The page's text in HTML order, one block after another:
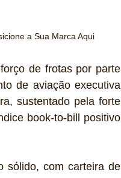
a Sua Marca Aqui
de frotas por parte
de aviação executiva
sustentado pela forte
book-to-bill positivo
sólido, com carteira de